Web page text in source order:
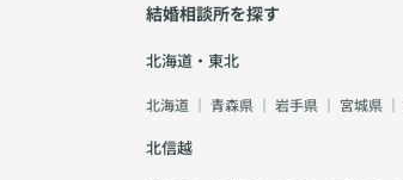
結婚相談所を探す
北海道・東北
北海道 ｜ 青森県 ｜ 岩手県 ｜ 宮城県 ｜
北信越